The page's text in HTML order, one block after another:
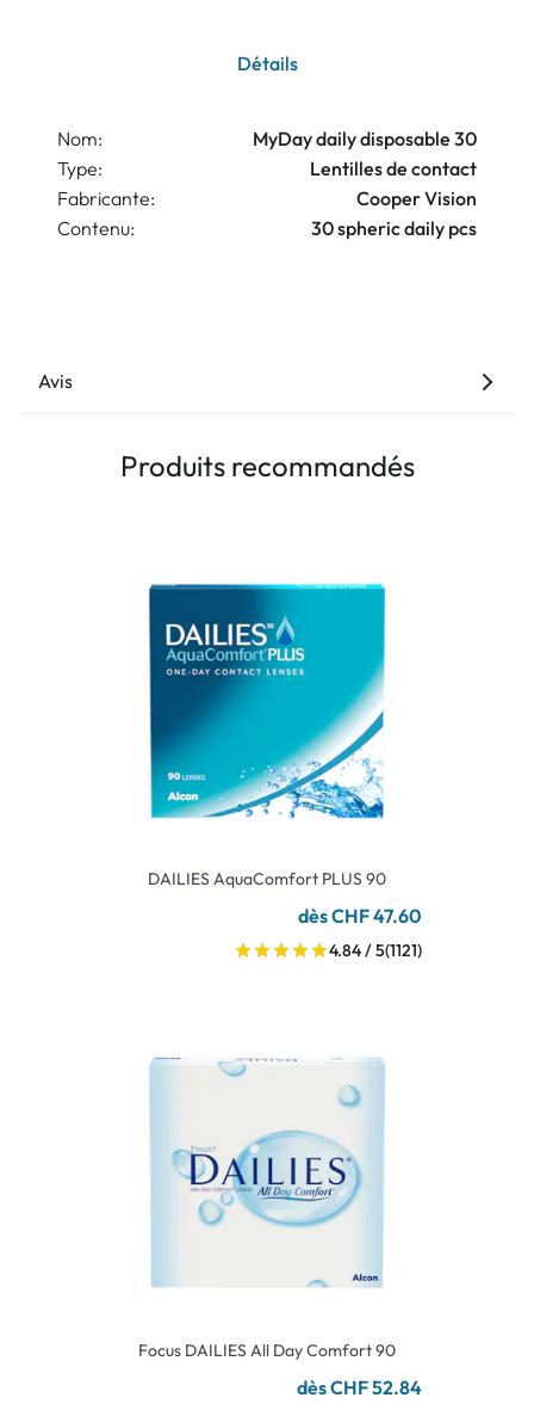
Détails
Nom:
MyDay daily disposable 30
Type:
Lentilles de contact
Fabricante:
Cooper Vision
Contenu:
30 spheric daily pcs
Avis
Produits recommandés
DAILIES AquaComfort PLUS 90
dès CHF 47.60
4.84 / 5(1121)
Focus DAILIES All Day Comfort 90
dès CHF 52.84